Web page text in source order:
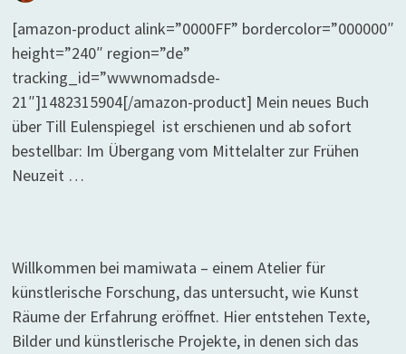
[amazon-product alink=”0000FF” bordercolor=”000000″
height=”240″ region=”de”
tracking_id=”wwwnomadsde-
21″]1482315904[/amazon-product] Mein neues Buch
über Till Eulenspiegel ist erschienen und ab sofort
bestellbar: Im Übergang vom Mittelalter zur Frühen
Neuzeit …
Willkommen bei mamiwata – einem Atelier für
künstlerische Forschung, das untersucht, wie Kunst
Räume der Erfahrung eröffnet. Hier entstehen Texte,
Bilder und künstlerische Projekte, in denen sich das